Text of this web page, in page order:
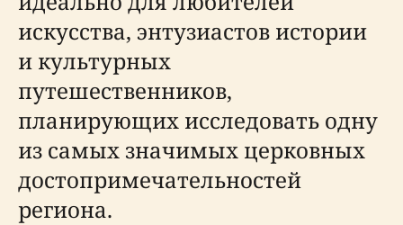
искусства, энтузиастов истории
и культурных
путешественников,
планирующих исследовать одну
из самых значимых церковных
достопримечательностей
региона.